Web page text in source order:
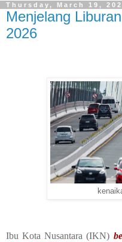
Thursday, March 19,
Menjelang
2026
Ibu Kota Nusantara (IKN)